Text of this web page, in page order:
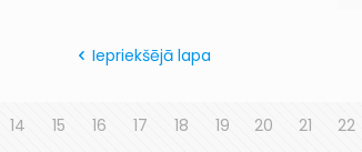
Iepriekšējā lapa
14 15 16 17 18 19 20 21 22